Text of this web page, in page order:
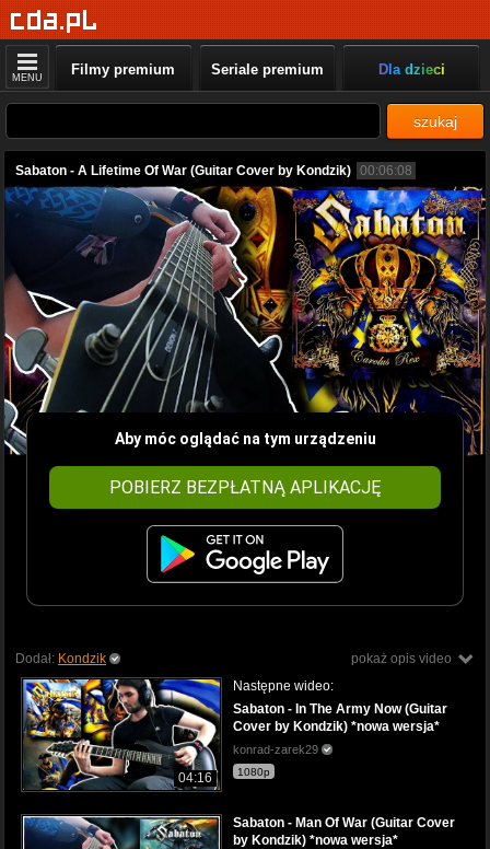
MENU Filmy premium Seriale premium Dla dzieci
szukaj
Sabaton - A Lifetime Of War (Guitar Cover by Kondzik) 00:06:08
Aby móc oglądać na tym urządzeniu
POBIERZ BEZPŁATNĄ APLIKACJĘ
pokaż opis video
Dodał: Kondzik
04:16
Następne wideo:
Sabaton - In The Army Now (Guitar
Cover by Kondzik) *nowa wersja*
konrad-zarek29
1080p
Sabaton - Man Of War (Guitar Cover
by Kondzik) *nowa wersja*